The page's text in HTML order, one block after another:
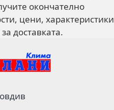
окончателно
цени, характеристики
доставката.